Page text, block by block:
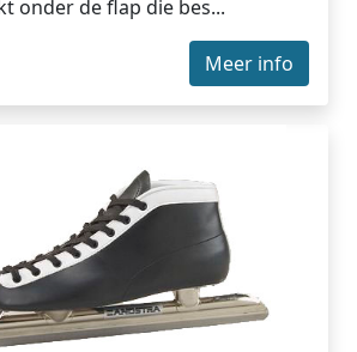
onder de flap die bes...
Meer info